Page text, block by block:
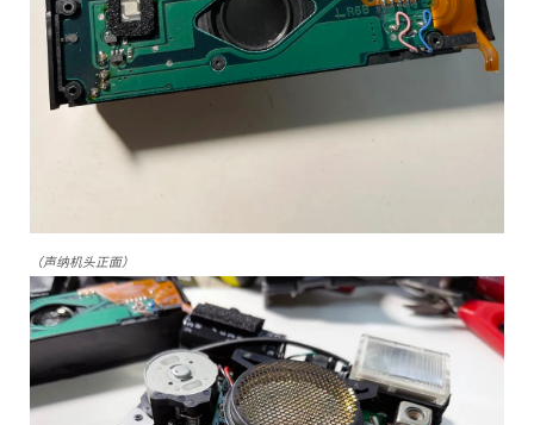
（声纳机头正面）